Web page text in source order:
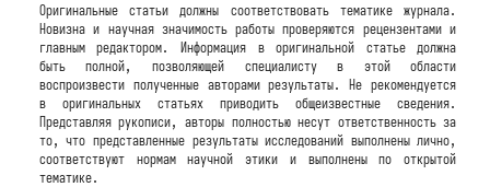
Оригинальные статьи должны соответствовать тематике журнала.
Новизна и научная значимость работы проверяются рецензентами и
главным редактором. Информация в оригинальной статье должна
быть полной, позволяющей специалисту в этой области
воспроизвести полученные авторами результаты. Не рекомендуется
в оригинальных статьях приводить общеизвестные сведения.
Представляя рукописи, авторы полностью несут ответственность за
то, что представленные результаты исследований выполнены лично,
соответствуют нормам научной этики и выполнены по открытой
тематике.